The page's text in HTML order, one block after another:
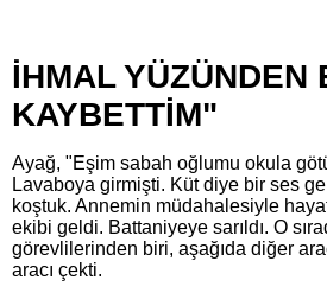
İHMAL YÜZÜNDEN
KAYBETTİM"
Ayağ, "Eşim sabah oğlumu okula
Lavaboya girmişti. Küt diye bir ses
koştuk. Annemin müdahalesiyle
ekibi geldi. Battaniyeye sarıldı. O
görevlilerinden biri, aşağıda diğer
aracı çekti.